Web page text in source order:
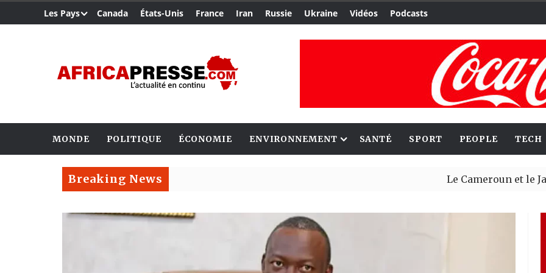
Les Pays Canada États-Unis France Iran Russie Ukraine Vidéos Podcasts
MONDE POLITIQUE ÉCONOMIE ENVIRONNEMENT SANTÉ SPORT PEOPLE TECH
Breaking News Le Cameroun et le